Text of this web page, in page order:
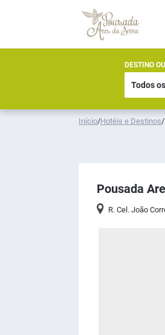
DESTINO
Início/Hotéis e Destinos/
Pousada
R. Cel. João